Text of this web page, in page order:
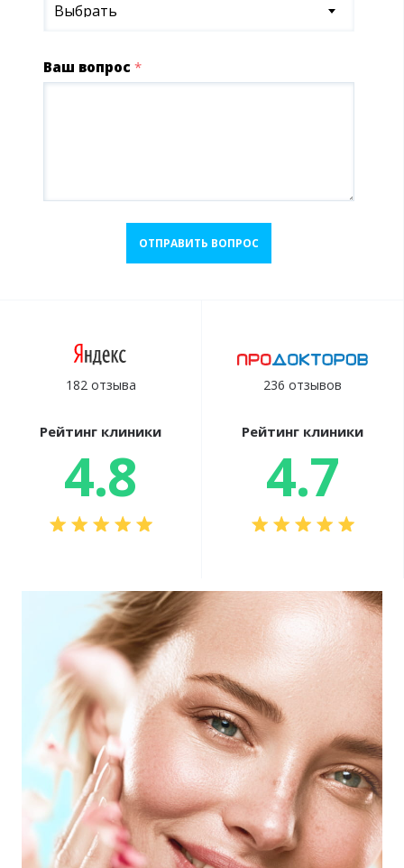
Выбрать
Ваш вопрос *
ОТПРАВИТЬ ВОПРОС
182 отзыва
Рейтинг клиники
4.8
236 отзывов
Рейтинг клиники
4.7